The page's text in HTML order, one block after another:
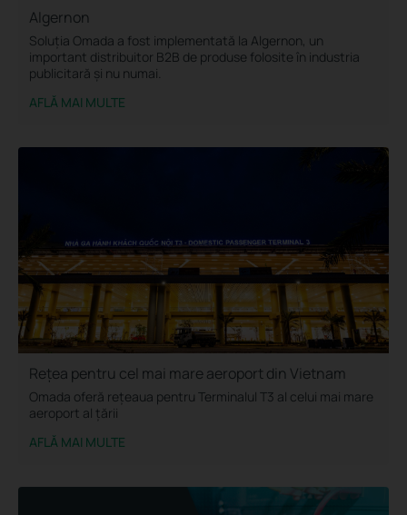
Algernon
Soluția Omada a fost implementată la Algernon, un
important distribuitor B2B de produse folosite în industria
publicitară și nu numai.
AFLĂ MAI MULTE
Rețea pentru cel mai mare aeroport din Vietnam
Omada oferă rețeaua pentru Terminalul T3 al celui mai mare
aeroport al țării
AFLĂ MAI MULTE